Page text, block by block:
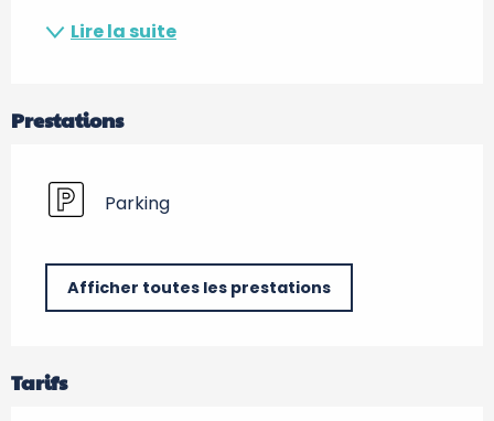
Lire la suite
Prestations
Parking
Afficher toutes les prestations
Tarifs